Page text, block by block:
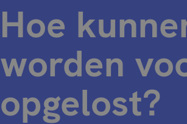
Hoe
worden
opgelost?